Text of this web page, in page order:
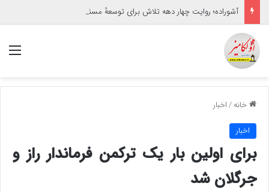
آشوراده؛ روایت چهار دهه تلاش برای توسعهٔ مسئولانه
خانه/اخبار
اخبار
برای اولین بار یک ترکمن فرماندار راز و
جرگلان شد